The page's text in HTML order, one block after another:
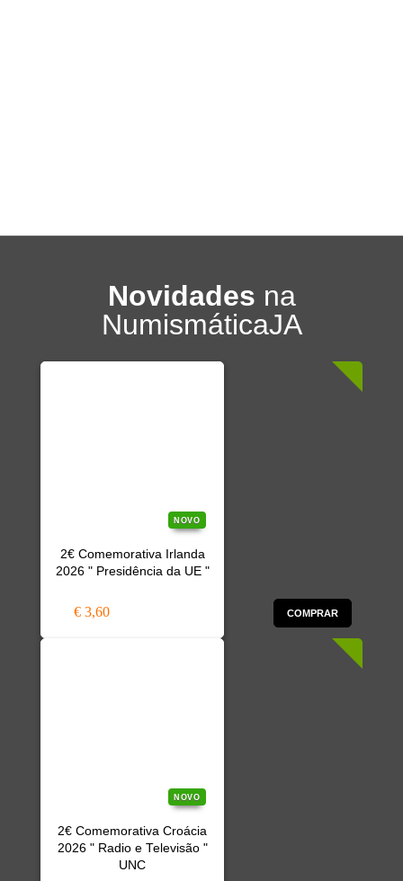
Novidades na
NumismáticaJA
NOVO
2€ Comemorativa Irlanda
2026 " Presidência da UE "
€ 3,60 COMPRAR
NOVO
2€ Comemorativa Croácia
2026 " Radio e Televisão "
UNC